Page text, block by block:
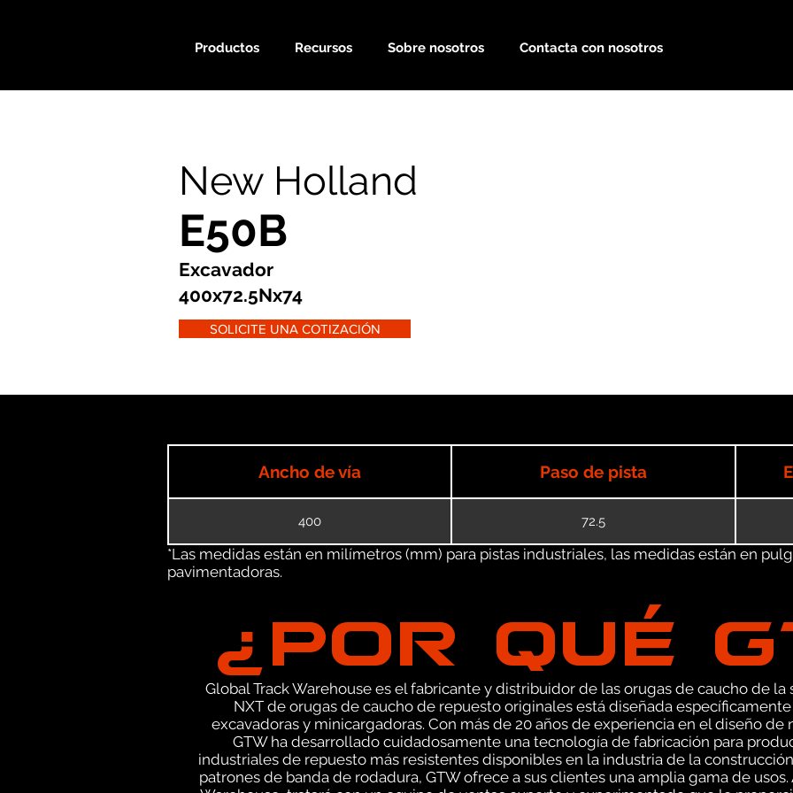
Productos Recursos Sobre nosotros Contacta con nosotros
New Holland
E50B
Excavador
400x72.5Nx74
SOLICITE UNA COTIZACIÓN
Ancho de vía Paso de pista
400 72.5
*Las medidas están en milímetros (mm) para pistas industriales, las medidas están en
pavimentadoras.
¿POR QUÉ
Global Track Warehouse es el fabricante y distribuidor de las orugas de caucho de la
NXT de orugas de caucho de repuesto originales está diseñada
excavadoras y minicargadoras. Con más de 20 años de experiencia en el diseño de
GTW ha desarrollado cuidadosamente una tecnología de fabricación para
industriales de repuesto más resistentes disponibles en la industria de la
patrones de banda de rodadura, GTW ofrece a sus clientes una amplia gama de